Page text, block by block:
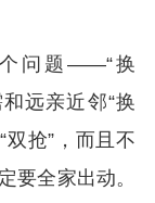
问题——“换
远亲近邻“换
抢”，而且不
要全家出动。